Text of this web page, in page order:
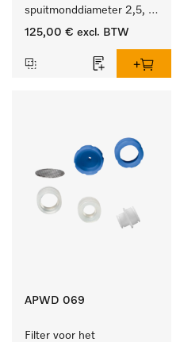
spuitmonddiameter 2,5,
lengte 125 mm, 10 stuks.
125,00 € excl. BTW
APWD 069
Filter voor het